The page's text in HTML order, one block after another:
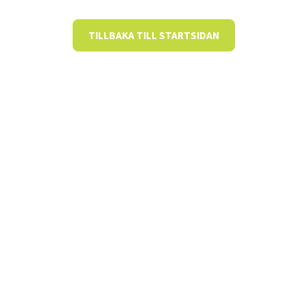
TILLBAKA TILL STARTSIDAN